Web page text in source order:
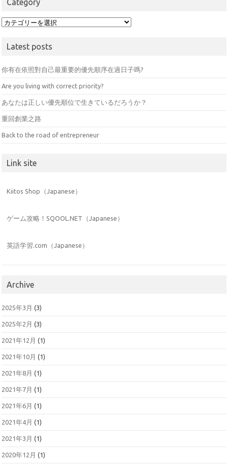
Category
Category
Latest posts
你有在依照對自己最重要的優先順序在過日子嗎?
Are you living with correct priority?
あなたは正しい優先順位で生きているだろうか？
重回創業之路
Back to the road of entrepreneur
Link site
Kiitos Shop（Japanese）
ゲーム攻略！SQOOL.NET（Japanese）
英語学習.com（Japanese）
Archive
2025年3月 (3)
2025年2月 (3)
2021年12月 (1)
2021年10月 (1)
2021年8月 (1)
2021年7月 (1)
2021年6月 (1)
2021年4月 (1)
2021年3月 (1)
2020年12月 (1)